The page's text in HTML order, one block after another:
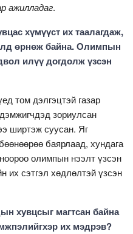
ажилладаг.
хүмүүст их таалагдаж,
өрнөж байна. Олимпын
илүү догдолж үзсэн
том дэлгэцтэй газар
зориулсан
ширтэж суусан. Яг
баярлаад, хундага
олимпын нээлт үзсэн
их сэтгэл хөдлөлтэй үзсэн
хувцсыг магтсан байна
их мэдрэв?